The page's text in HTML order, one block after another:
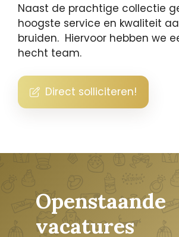
Naast de prachtige collectie
hoogste service en kwaliteit
bruiden. Hiervoor hebben we
hecht team.
Direct solliciteren!
Openstaande
vacatures